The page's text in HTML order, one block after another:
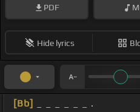
PDF
Hide lyrics
[Bb]
_ _ _ _ _ _ .